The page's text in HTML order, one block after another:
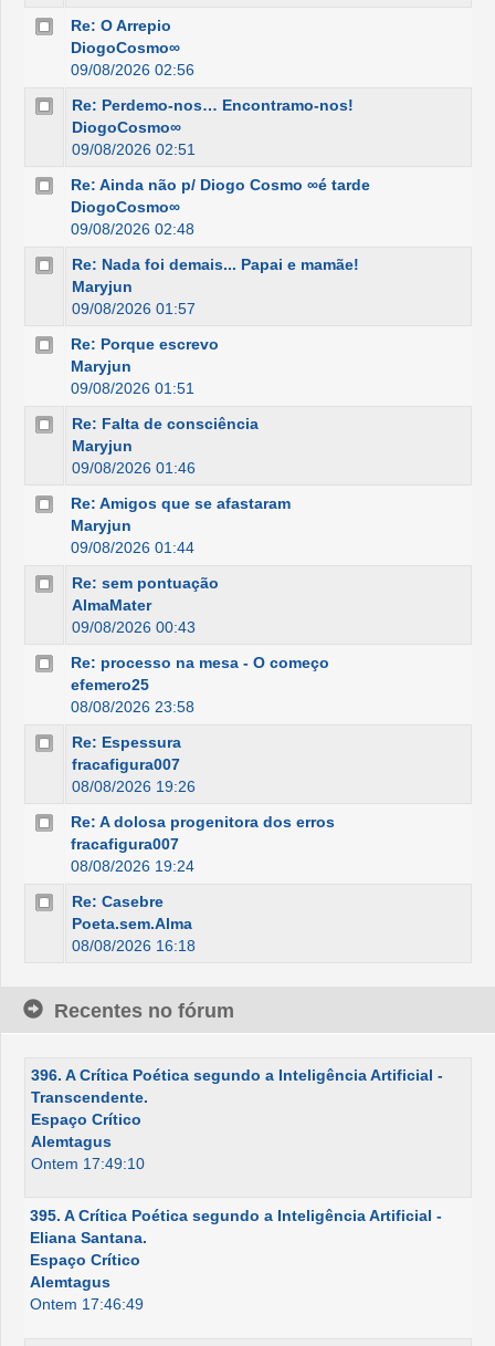
Re: O Arrepio
DiogoCosmo∞
09/08/2026 02:56
Re: Perdemo-nos… Encontramo-nos!
DiogoCosmo∞
09/08/2026 02:51
Re: Ainda não p/ Diogo Cosmo ∞é tarde
DiogoCosmo∞
09/08/2026 02:48
Re: Nada foi demais... Papai e mamãe!
Maryjun
09/08/2026 01:57
Re: Porque escrevo
Maryjun
09/08/2026 01:51
Re: Falta de consciência
Maryjun
09/08/2026 01:46
Re: Amigos que se afastaram
Maryjun
09/08/2026 01:44
Re: sem pontuação
AlmaMater
09/08/2026 00:43
Re: processo na mesa - O começo
efemero25
08/08/2026 23:58
Re: Espessura
fracafigura007
08/08/2026 19:26
Re: A dolosa progenitora dos erros
fracafigura007
08/08/2026 19:24
Re: Casebre
Poeta.sem.Alma
08/08/2026 16:18
Recentes no fórum
396. A Crítica Poética segundo a Inteligência Artificial -
Transcendente.
Espaço Crítico
Alemtagus
Ontem 17:49:10
395. A Crítica Poética segundo a Inteligência Artificial -
Eliana Santana.
Espaço Crítico
Alemtagus
Ontem 17:46:49